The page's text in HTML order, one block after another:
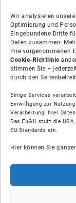
Wir analysieren
Optimierung und
Eingebundene Dritte
Daten zusammen.
Ihre vorgenommenen
Cookie-Richtlinie
stimmen Sie –
durch den
Einige Services
Einwilligung zur
Verarbeitung Ihrer
Das EuGH stuft die
EU-Standards ein.
Hier können Sie
Über uns
Soziale Medien